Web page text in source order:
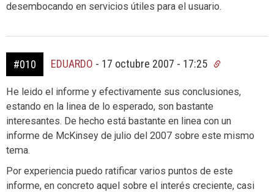
desembocando en servicios útiles para el usuario.
#010 EDUARDO - 17 octubre 2007 - 17:25
He leido el informe y efectivamente sus conclusiones,
estando en la linea de lo esperado, son bastante
interesantes. De hecho está bastante en linea con un
informe de McKinsey de julio del 2007 sobre este mismo
tema.
Por experiencia puedo ratificar varios puntos de este
informe, en concreto aquel sobre el interés creciente, casi